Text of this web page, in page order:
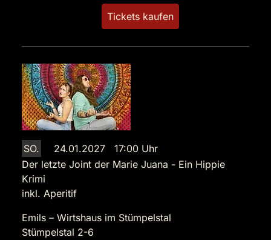
Tickets kaufen
SO.
24.01.2027 17:00 Uhr
Der letzte Joint der Marie Juana - Ein Hippie
Krimi
inkl. Aperitif
Emils – Wirtshaus im Stümpelstal
Stümpelstal 2-6